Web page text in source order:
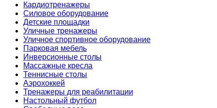
Кардиотренажеры
Силовое оборудование
Детские площадки
Уличные тренажеры
Уличное спортивное оборудование
Парковая мебель
Инверсионные столы
Массажные кресла
Теннисные столы
Аэрохоккей
Тренажеры для реабилитации
Настольный футбол